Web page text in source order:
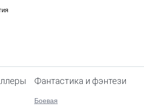
Фантастика и фэнтези
Боевая